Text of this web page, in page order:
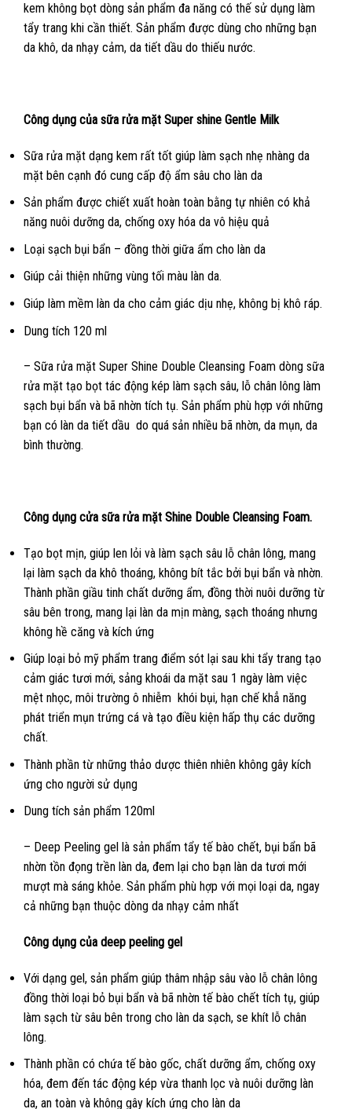
kem không bọt dòng sản phẩm đa năng có thế sử dụng làm
tẩy trang khi cần thiết. Sản phẩm được dùng cho những bạn
da khô, da nhạy cảm, da tiết dầu do thiếu nước.
Công dụng của sữa rửa mặt Super shine Gentle Milk
Sữa rửa mặt dạng kem rất tốt giúp làm sạch nhẹ nhàng da
mặt bên cạnh đó cung cấp độ ẩm sâu cho làn da
Sản phẩm được chiết xuất hoàn toàn bằng tự nhiên có khả
năng nuôi dưỡng da, chống oxy hóa da vô hiệu quả
Loại sạch bụi bẩn – đồng thời giữa ẩm cho làn da
Giúp cải thiện những vùng tối màu làn da.
Giúp làm mềm làn da cho cảm giác dịu nhẹ, không bị khô ráp.
Dung tích 120 ml
– Sữa rửa mặt Super Shine Double Cleansing Foam dòng sữa
rửa mặt tạo bọt tác động kép làm sạch sâu, lỗ chân lông làm
sạch bụi bẩn và bã nhờn tích tụ. Sản phẩm phù hợp với những
bạn có làn da tiết dầu do quá sản nhiều bã nhờn, da mụn, da
bình thường.
Công dụng cửa sữa rửa mặt Shine Double Cleansing Foam.
Tạo bọt mịn, giúp len lỏi và làm sạch sâu lỗ chân lông, mang
lại làm sạch da khô thoáng, không bít tắc bởi bụi bẩn và nhờn.
Thành phần giầu tinh chất dưỡng ẩm, đồng thời nuôi dưỡng từ
sâu bên trong, mang lại làn da mịn màng, sạch thoáng nhưng
không hề căng và kích ứng
Giúp loại bỏ mỹ phẩm trang điểm sót lại sau khi tẩy trang tạo
cảm giác tươi mới, sảng khoái da mặt sau 1 ngày làm việc
mệt nhọc, môi trường ô nhiễm khói bụi, hạn chế khẳ năng
phát triển mụn trứng cá và tạo điều kiện hấp thụ các dưỡng
chất.
Thành phần từ những thảo dược thiên nhiên không gây kích
ứng cho người sử dụng
Dung tích sản phẩm 120ml
– Deep Peeling gel là sản phẩm tẩy tế bào chết, bụi bẩn bã
nhờn tồn đọng trền làn da, đem lại cho bạn làn da tươi mới
mượt mà sáng khỏe. Sản phẩm phù hợp với mọi loại da, ngay
cả những bạn thuộc dòng da nhạy cảm nhất
Công dụng của deep peeling gel
Với dạng gel, sản phẩm giúp thâm nhập sâu vào lỗ chân lông
đồng thời loại bỏ bụi bẩn và bã nhờn tế bào chết tích tụ, giúp
làm sạch từ sâu bên trong cho làn da sạch, se khít lỗ chân
lông.
Thành phần có chứa tế bào gốc, chất dưỡng ẩm, chống oxy
hóa, đem đến tác động kép vừa thanh lọc và nuôi dưỡng làn
da, an toàn và không gây kích ứng cho làn da